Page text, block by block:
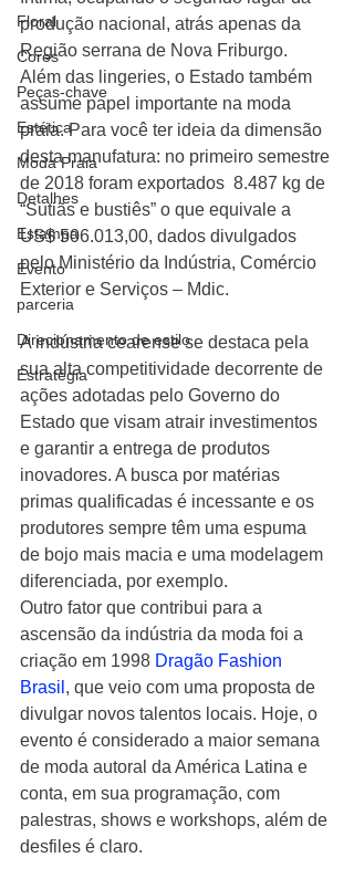
Floral
Cores
Peças-chave
Estética
Moda Praia
Detalhes
Estampa
Evento
parceria
Direcionamento de estilo
Estratégia
produção nacional, atrás apenas da
Região serrana de Nova Friburgo.
Além das lingeries, o Estado também
assume papel importante na moda
praia. Para você ter ideia da dimensão
desta manufatura: no primeiro semestre
de 2018 foram exportados  8.487 kg de
“Sutiãs e bustiês” o que equivale a
US$ 506.013,00, dados divulgados
pelo Ministério da Indústria, Comércio
Exterior e Serviços – Mdic.
A indústria cearense se destaca pela
sua alta competitividade decorrente de
ações adotadas pelo Governo do
Estado que visam atrair investimentos
e garantir a entrega de produtos
inovadores. A busca por matérias
primas qualificadas é incessante e os
produtores sempre têm uma espuma
de bojo mais macia e uma modelagem
diferenciada, por exemplo.
Outro fator que contribui para a
ascensão da indústria da moda foi a
criação em 1998 Dragão Fashion
Brasil , que veio com uma proposta de
divulgar novos talentos locais. Hoje, o
evento é considerado a maior semana
de moda autoral da América Latina e
conta, em sua programação, com
palestras, shows e workshops, além de
desfiles é claro.